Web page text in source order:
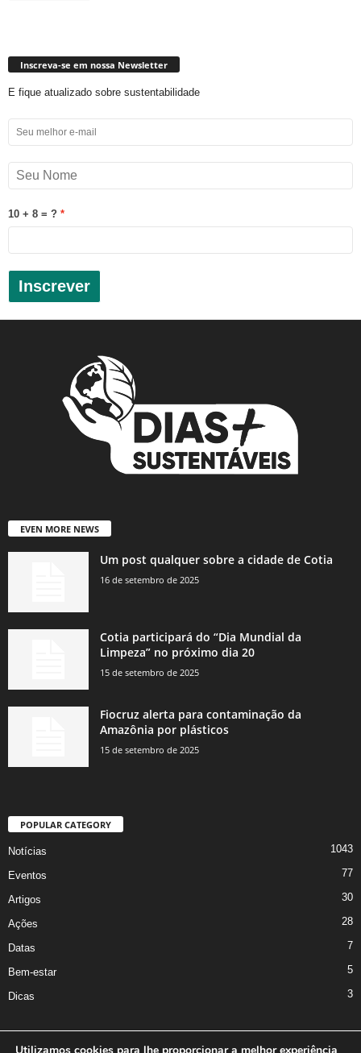
Inscreva-se em nossa Newsletter
E fique atualizado sobre sustentabilidade
10 + 8 = ?
Inscrever
EVEN MORE NEWS
Um post qualquer sobre a cidade de Cotia
16 de setembro de 2025
Cotia participará do “Dia Mundial da
Limpeza” no próximo dia 20
15 de setembro de 2025
Fiocruz alerta para contaminação da
Amazônia por plásticos
15 de setembro de 2025
POPULAR CATEGORY
Notícias 1043
Eventos 77
Artigos 30
Ações 28
Datas 7
Bem-estar 5
Dicas 3